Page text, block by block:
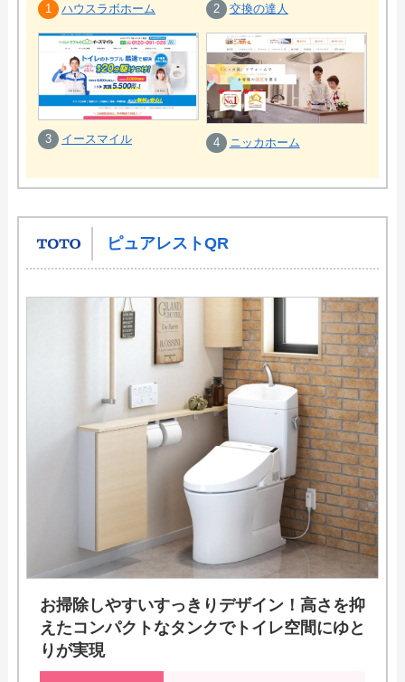
1 ハウスラボホーム 2 交換の達人
3 イースマイル 4 ニッカホーム
ピュアレストQR
お掃除しやすいすっきりデザイン！高さを抑
えたコンパクトなタンクでトイレ空間にゆと
りが実現